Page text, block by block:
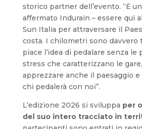
storico partner dell’evento. “Ė
affermato Indurain – essere qui
Sun Italia per attraversare il
costa. I chilometri sono davvero
piace l’idea di pedalare senza le
stress che caratterizzano le
apprezzare anche il paesaggio
chi pedalerà con noi”.
L’edizione 2026 si sviluppa per
del suo intero tracciato in